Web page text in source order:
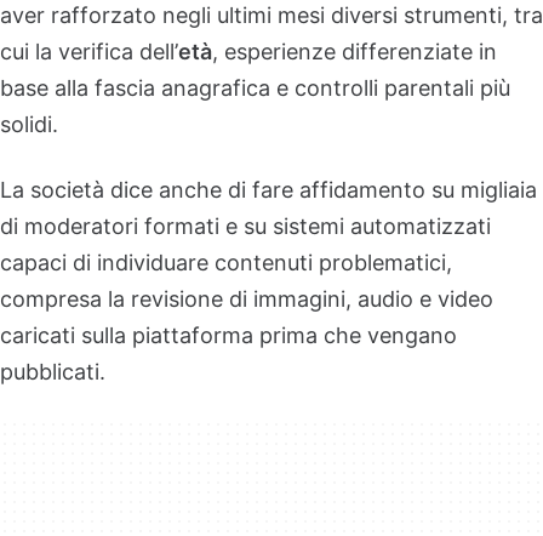
aver rafforzato negli ultimi mesi diversi strumenti, tra
cui la verifica dell’età, esperienze differenziate in
base alla fascia anagrafica e controlli parentali più
solidi.
La società dice anche di fare affidamento su migliaia
di moderatori formati e su sistemi automatizzati
capaci di individuare contenuti problematici,
compresa la revisione di immagini, audio e video
caricati sulla piattaforma prima che vengano
pubblicati.